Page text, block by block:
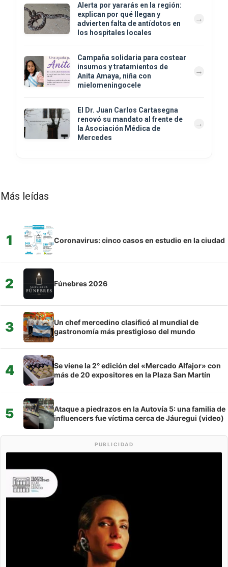
Alerta por yararás en la región:
explican por qué llegan y
advierten falta de antídotos en
los hospitales locales
Campaña solidaria para costear
insumos y tratamientos de
Anita Amaya, niña con
mielomeningocele
El Dr. Juan Carlos Cartasegna
renovó su mandato al frente de
la Asociación Médica de
Mercedes
Más leídas
1 Coronavirus: cinco casos en estudio en la ciudad
2 Fúnebres 2026
3
Un chef mercedino clasificó al mundial de
gastronomía más prestigioso del mundo
4
Se viene la 2° edición del «Mercado Alfajor» con
más de 20 expositores en la Plaza San Martín
5
Ataque a piedrazos en la Autovía 5: una familia de
influencers fue víctima cerca de Jáuregui (video)
PUBLICIDAD